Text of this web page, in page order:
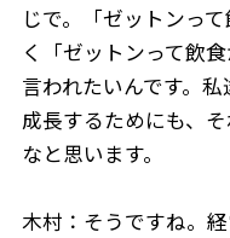
じで。「ゼットンっ
く「ゼットンって飲
言われたいんです。
成長するためにも、
なと思います。
木村：そうですね。